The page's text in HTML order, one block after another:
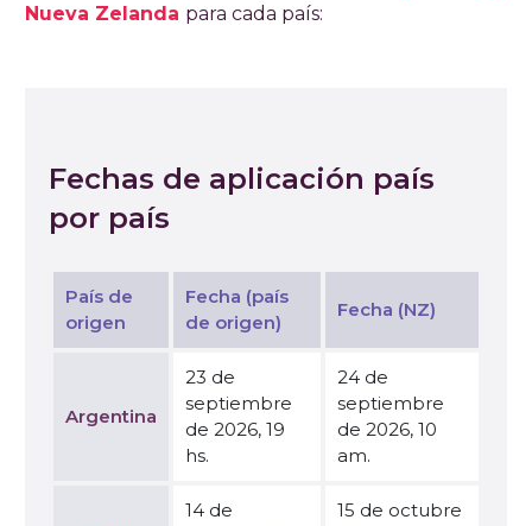
Nueva Zelanda para cada país:
Fechas de aplicación país
por país
País de
origen
Fecha (país
de origen)
Fecha (NZ)
Argentina
23 de
septiembre
de 2026, 19
hs.
24 de
septiembre
de 2026, 10
am.
14 de
15 de octubre